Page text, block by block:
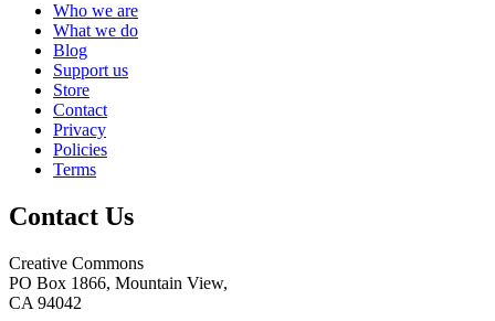
Who we are
What we do
Blog
Support us
Store
Contact
Privacy
Policies
Terms
Contact Us
Creative Commons
PO Box 1866, Mountain View,
CA 94042